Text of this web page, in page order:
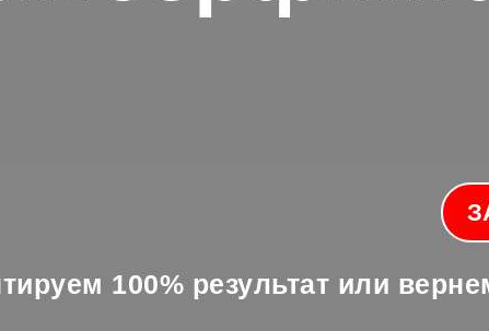
100% результат или